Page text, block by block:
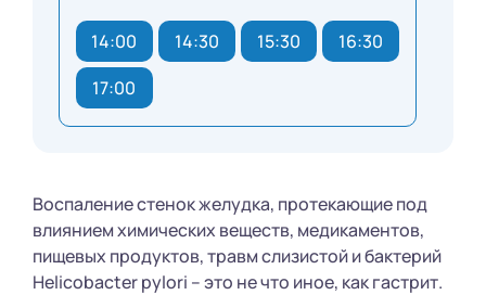
14:00 14:30 15:30
16:30
17:00
Воспаление стенок желудка, протекающие под
влиянием химических веществ, медикаментов,
пищевых продуктов, травм слизистой и бактерий
Helicobacter pylori – это не что иное, как гастрит.